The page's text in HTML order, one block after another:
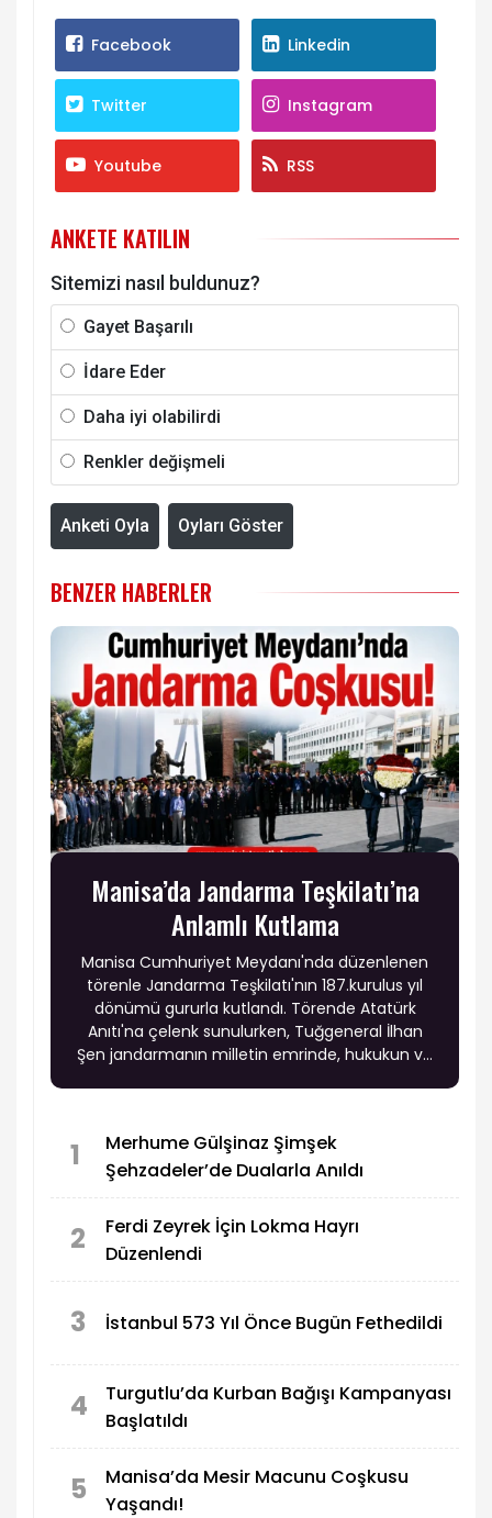
Facebook Linkedin
Twitter Instagram
Youtube RSS
ANKETE KATILIN
Sitemizi nasıl buldunuz?
Gayet Başarılı
İdare Eder
Daha iyi olabilirdi
Renkler değişmeli
Anketi Oyla Oyları Göster
BENZER HABERLER
Manisa’da Jandarma Teşkilatı’na
Anlamlı Kutlama
Manisa Cumhuriyet Meydanı'nda düzenlenen
törenle Jandarma Teşkilatı'nın 187.kurulus yıl
dönümü gururla kutlandı. Törende Atatürk
Anıtı'na çelenk sunulurken, Tuğgeneral İlhan
Şen jandarmanın milletin emrinde, hukukun ve
1
Merhume Gülşinaz Şimşek
Şehzadeler’de Dualarla Anıldı
2
Ferdi Zeyrek İçin Lokma Hayrı
Düzenlendi
3 İstanbul 573 Yıl Önce Bugün Fethedildi
4
Turgutlu’da Kurban Bağışı Kampanyası
Başlatıldı
5
Manisa’da Mesir Macunu Coşkusu
Yaşandı!